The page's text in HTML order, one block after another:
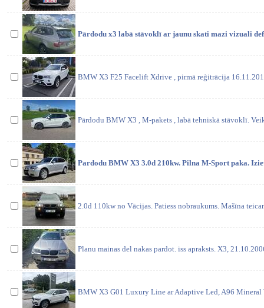
Pārdodu x3 labā stāvoklī ar jaunu skati mazi vizuali
BMW X3 F25 Facelift Xdrive , pirmā reģitrācija
Pārdodu BMW X3 , M-pakets , labā tehniskā stāvoklī.
Pardodu BMW X3 3.0d 210kw. Pilna M-Sport paka.
2.0d 110kw no Vācijas. Patiess nobraukums. Mašīna
Planu mainas del nakas pardot. iss apraksts. X3,
BMW X3 G01 Luxury Line ar Adaptive Led, A96